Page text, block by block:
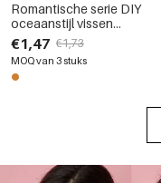
Romantische serie DIY
oceaanstijl vissen
roestvrijstalen waterdichte
gouden dameshangers
€1,47 €1,73
MOQ van 3 stuks